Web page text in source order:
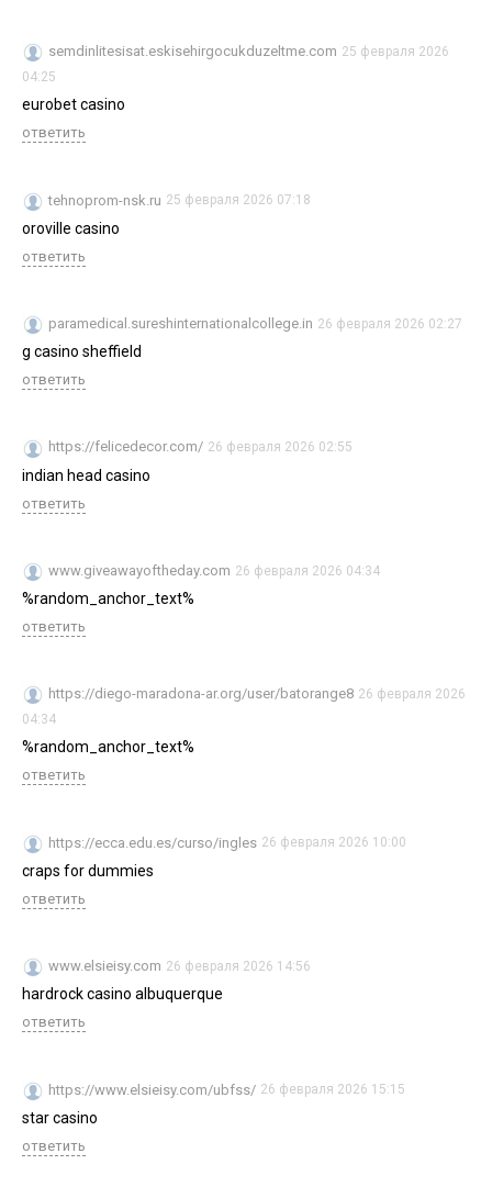
semdinlitesisat.eskisehirgocukduzeltme.com 25 февраля 2026
04:25
eurobet casino
ответить
tehnoprom-nsk.ru 25 февраля 2026 07:18
oroville casino
ответить
paramedical.sureshinternationalcollege.in 26 февраля 2026 02:27
g casino sheffield
ответить
https://felicedecor.com/ 26 февраля 2026 02:55
indian head casino
ответить
www.giveawayoftheday.com 26 февраля 2026 04:34
%random_anchor_text%
ответить
https://diego-maradona-ar.org/user/batorange8 26 февраля 2026
04:34
%random_anchor_text%
ответить
https://ecca.edu.es/curso/ingles 26 февраля 2026 10:00
craps for dummies
ответить
www.elsieisy.com 26 февраля 2026 14:56
hardrock casino albuquerque
ответить
https://www.elsieisy.com/ubfss/ 26 февраля 2026 15:15
star casino
ответить